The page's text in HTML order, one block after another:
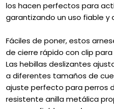
los hacen perfectos para
garantizando un uso fiable y
Fáciles de poner, estos
de cierre rápido con clip
Las hebillas deslizantes
a diferentes tamaños de
ajuste perfecto para perros
resistente anilla metálica